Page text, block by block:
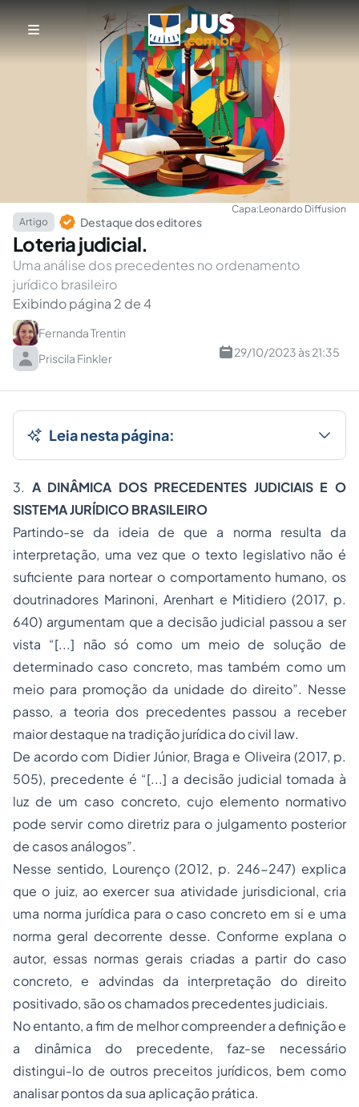
Capa:Leonardo Diffusion
Artigo
Destaque dos editores
Loteria judicial.
Uma análise dos precedentes no ordenamento
jurídico brasileiro
Exibindo página 2 de 4
Fernanda Trentin
Priscila Finkler
29/10/2023 às 21:35
Leia nesta página:
3. A DINÂMICA DOS PRECEDENTES JUDICIAIS E O
SISTEMA JURÍDICO BRASILEIRO
Partindo-se da ideia de que a norma resulta da
interpretação, uma vez que o texto legislativo não é
suficiente para nortear o comportamento humano, os
doutrinadores Marinoni, Arenhart e Mitidiero (2017, p.
640) argumentam que a decisão judicial passou a ser
vista “[...] não só como um meio de solução de
determinado caso concreto, mas também como um
meio para promoção da unidade do direito”. Nesse
passo, a teoria dos precedentes passou a receber
maior destaque na tradição jurídica docivil law.
De acordo com Didier Júnior, Braga e Oliveira (2017, p.
505), precedente é “[...] a decisão judicial tomada à
luz de um caso concreto, cujo elemento normativo
pode servir como diretriz para o julgamento posterior
de casos análogos”.
Nesse sentido, Lourenço (2012, p. 246-247) explica
que o juiz, ao exercer sua atividade jurisdicional, cria
uma norma jurídica para o caso concreto em si e uma
norma geral decorrente desse. Conforme explana o
autor, essas normas gerais criadas a partir do caso
concreto, e advindas da interpretação do direito
positivado, são os chamados precedentes judiciais.
No entanto, a fim de melhor compreender a definição e
a dinâmica do precedente, faz-se necessário
distingui-lo de outros preceitos jurídicos, bem como
analisar pontos da sua aplicação prática.